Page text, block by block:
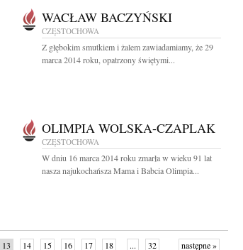
WACŁAW BACZYŃSKI
CZĘSTOCHOWA
Z głębokim smutkiem i żalem zawiadamiamy, że 29
marca 2014 roku, opatrzony świętymi...
OLIMPIA WOLSKA-CZAPLAK
CZĘSTOCHOWA
W dniu 16 marca 2014 roku zmarła w wieku 91 lat
nasza najukochańsza Mama i Babcia Olimpia...
13 14 15 16 17 18 ... 32 następne »